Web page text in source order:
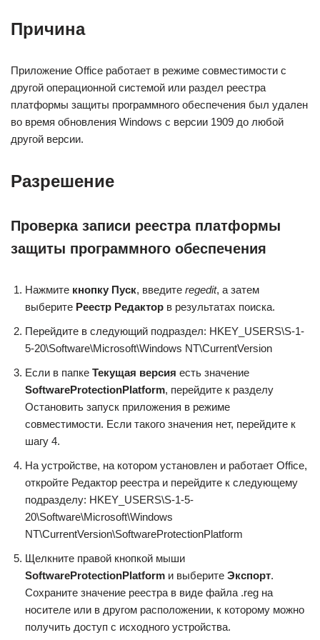
Причина
Приложение Office работает в режиме совместимости с
другой операционной системой или раздел реестра
платформы защиты программного обеспечения был удален
во время обновления Windows с версии 1909 до любой
другой версии.
Разрешение
Проверка записи реестра платформы
защиты программного обеспечения
Нажмите кнопку Пуск, введите regedit, а затем
выберите Реестр Редактор в результатах поиска.
Перейдите в следующий подраздел: HKEY_USERS\S-1-
5-20\Software\Microsoft\Windows NT\CurrentVersion
Если в папке Текущая версия есть значение
SoftwareProtectionPlatform, перейдите к разделу
Остановить запуск приложения в режиме
совместимости. Если такого значения нет, перейдите к
шагу 4.
На устройстве, на котором установлен и работает Office,
откройте Редактор реестра и перейдите к следующему
подразделу: HKEY_USERS\S-1-5-
20\Software\Microsoft\Windows
NT\CurrentVersion\SoftwareProtectionPlatform
Щелкните правой кнопкой мыши
SoftwareProtectionPlatform и выберите Экспорт.
Сохраните значение реестра в виде файла .reg на
носителе или в другом расположении, к которому можно
получить доступ с исходного устройства.